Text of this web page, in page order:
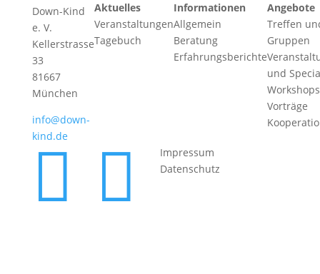
Down-Kind
e. V.
Kellerstrasse
33
81667
München
info@down-
kind.de
Aktuelles
Veranstaltungen
Tagebuch
Informationen
Allgemein
Beratung
Erfahrungsberichte
Angebote
Treffen
Gruppen
und
Vorträge
 
Impressum
Datenschutz